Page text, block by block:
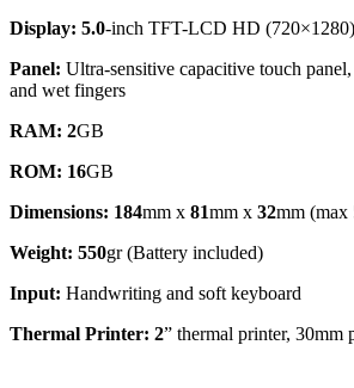
Display: 5.0-inch TFT-LCD HD
Panel: Ultra-sensitive capacitive touch
and wet fingers
RAM: 2GB
ROM: 16GB
Dimensions: 184mm x 81mm x 32mm (max
Weight: 550gr (Battery included)
Input: Handwriting and soft keyboard
Thermal Printer: 2” thermal printer, 30mm